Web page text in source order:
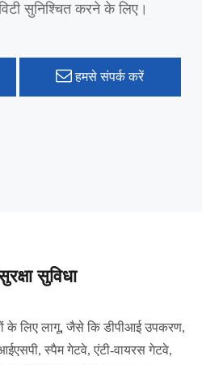
सुनिश्चित करने के लिए।
हमसे संपर्क करें
सुविधा
के लिए लागू, जैसे कि डीपीआई उपकरण,
स्पैम गेटवे, एंटी-वायरस गेटवे,